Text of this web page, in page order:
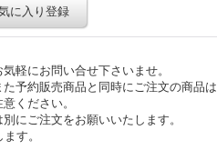
に入り登録
軽にお問い合せ下さいませ。
予約販売商品と同時にご注文の商品は
ください。
にご注文をお願いいたします。
す。